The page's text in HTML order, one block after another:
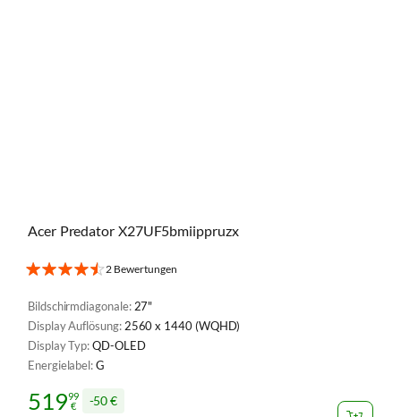
Acer Predator X27UF5bmiippruzx
2 Bewertungen
Bildschirmdiagonale: 27"
Display Auflösung: 2560 x 1440 (WQHD)
Display Typ:QD-OLED
Energielabel:G
51999
€
50 €